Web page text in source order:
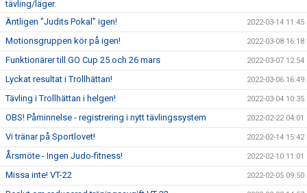
tävling/läger.
Äntligen "Judits Pokal" igen! 2022-03-14 11:45
Motionsgruppen kör på igen! 2022-03-08 16:18
Funktionärer till GO Cup 25 och 26 mars 2022-03-07 12:54
Lyckat resultat i Trollhättan! 2022-03-06 16:49
Tävling i Trollhättan i helgen! 2022-03-04 10:35
OBS! Påminnelse - registrering i nytt tävlingssystem 2022-02-22 04:01
Vi tränar på Sportlovet! 2022-02-14 15:42
Årsmöte - Ingen Judo-fitness! 2022-02-10 11:01
Missa inte! VT-22 2022-02-05 09:50